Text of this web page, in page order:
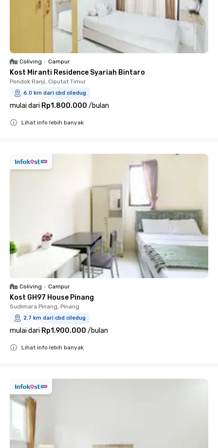
Coliving • Campur
Kost Miranti Residence Syariah Bintaro
Pondok Ranji, Ciputat Timur
6.0 km dari cbd ciledug
mulai dari Rp1.800.000 /bulan
Lihat info lebih banyak
Coliving • Campur
Kost GH97 House Pinang
Sudimara Pinang, Pinang
2.7 km dari cbd ciledug
mulai dari Rp1.900.000 /bulan
Lihat info lebih banyak